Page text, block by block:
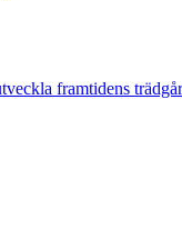
framtidens